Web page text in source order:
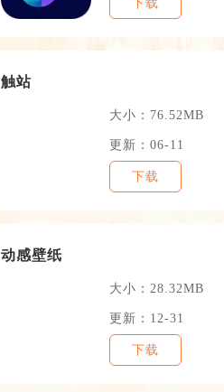
下载
触站
大小：76.52MB
更新：06-11
下载
动感壁纸
大小：28.32MB
更新：12-31
下载